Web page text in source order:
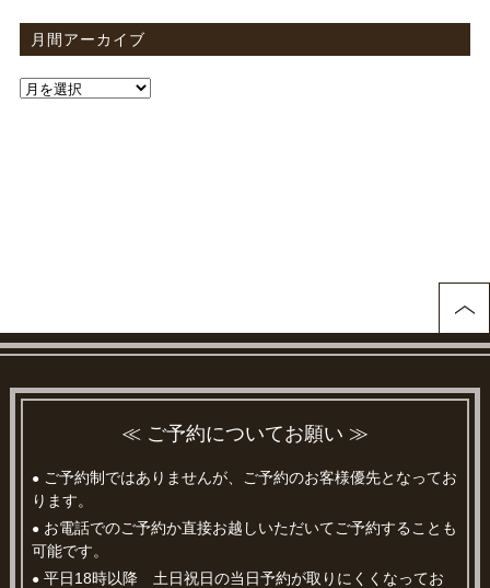
月間アーカイブ
≪ ご予約についてお願い ≫
● ご予約制ではありませんが、ご予約のお客様優先となってお
ります。
● お電話でのご予約か直接お越しいただいてご予約することも
可能です。
● 平日18時以降 土日祝日の当日予約が取りにくくなってお